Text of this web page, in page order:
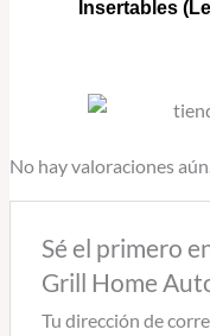
Insertables
No hay valoraciones
Sé el primero
Grill Home
Tu dirección de